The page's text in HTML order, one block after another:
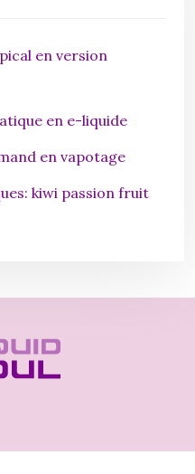
en version
en e-liquide
en vapotage
kiwi passion fruit
sans la fumée.